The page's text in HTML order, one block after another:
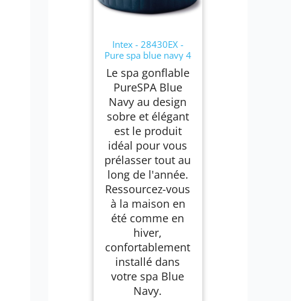
Intex - 28430EX -
Pure spa blue navy 4
Le spa gonflable
PureSPA Blue
Navy au design
sobre et élégant
est le produit
idéal pour vous
prélasser tout au
long de l'année.
Ressourcez-vous
à la maison en
été comme en
hiver,
confortablement
installé dans
votre spa Blue
Navy.